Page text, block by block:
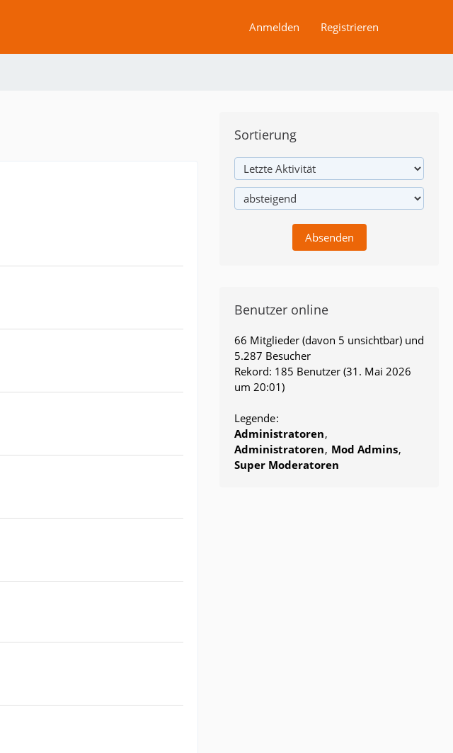
Anmelden Registrieren
Sortierung
Benutzer online
66 Mitglieder (davon 5 unsichtbar) und
5.287 Besucher
Rekord: 185 Benutzer (31. Mai 2026
um 20:01)
Legende
Administratoren
Administratoren Mod Admins
Super Moderatoren